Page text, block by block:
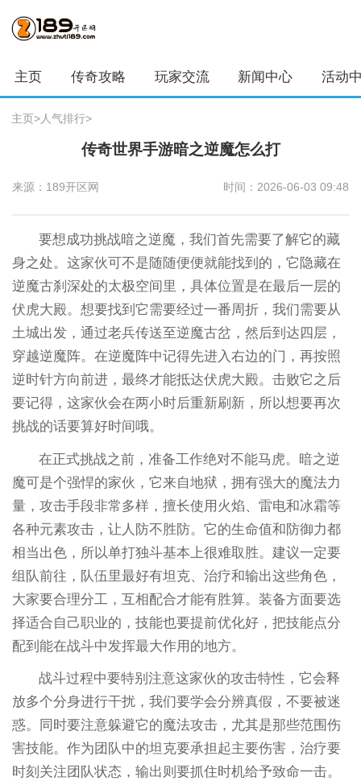
主页 传奇攻略 玩家交流 新闻中心 活动
主页>人气排行>
传奇世界手游暗之逆魔怎么打
来源：189开区网 时间：2026-06-03 09:48
要想成功挑战暗之逆魔，我们首先需要了解它的藏
身之处。这家伙可不是随随便便就能找到的，它隐藏在
逆魔古刹深处的太极空间里，具体位置是在最后一层的
伏虎大殿。想要找到它需要经过一番周折，我们需要从
土城出发，通过老兵传送至逆魔古岔，然后到达四层，
穿越逆魔阵。在逆魔阵中记得先进入右边的门，再按照
逆时针方向前进，最终才能抵达伏虎大殿。击败它之后
要记得，这家伙会在两小时后重新刷新，所以想要再次
挑战的话要算好时间哦。
在正式挑战之前，准备工作绝对不能马虎。暗之逆
魔可是个强悍的家伙，它来自地狱，拥有强大的魔法力
量，攻击手段非常多样，擅长使用火焰、雷电和冰霜等
各种元素攻击，让人防不胜防。它的生命值和防御力都
相当出色，所以单打独斗基本上很难取胜。建议一定要
组队前往，队伍里最好有坦克、治疗和输出这些角色，
大家要合理分工，互相配合才能有胜算。装备方面要选
择适合自己职业的，技能也要提前优化好，把技能点分
配到能在战斗中发挥最大作用的地方。
战斗过程中要特别注意这家伙的攻击特性，它会释
放多个分身进行干扰，我们要学会分辨真假，不要被迷
惑。同时要注意躲避它的魔法攻击，尤其是那些范围伤
害技能。作为团队中的坦克要承担起主要伤害，治疗要
时刻关注团队状态，输出则要抓住时机给予致命一击。